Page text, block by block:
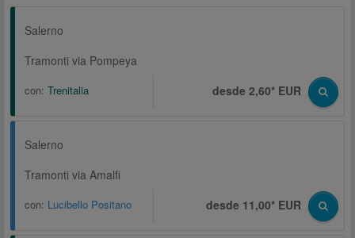
Salerno
Tramonti via Pompeya
con: Trenitalia desde 2,60* EUR
Salerno
Tramonti via Amalfi
con: Lucibello Positano desde 11,00* EUR